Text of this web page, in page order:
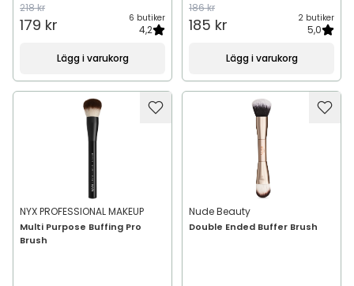
218 kr
179 kr 6 butiker
4,2
Lägg i varukorg
186 kr
185 kr 2 butiker
5,0
Lägg i varukorg
NYX PROFESSIONAL MAKEUP
Multi Purpose Buffing Pro
Brush
Nude Beauty
Double Ended Buffer Brush